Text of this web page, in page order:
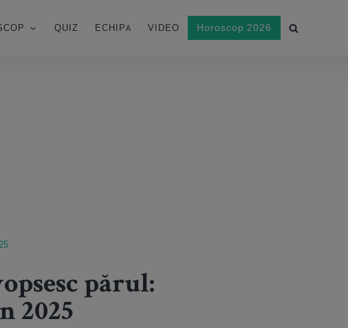
QUIZ ECHIPA VIDEO Horoscop 2026
părul:
2025